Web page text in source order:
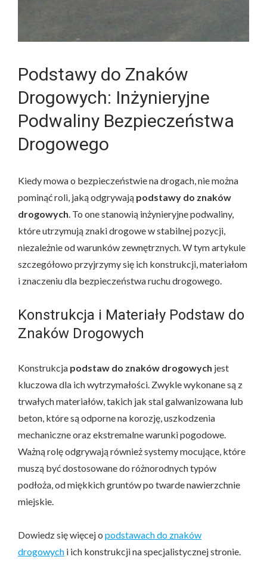
Podstawy do Znaków
Drogowych: Inżynieryjne
Podwaliny Bezpieczeństwa
Drogowego
Kiedy mowa o bezpieczeństwie na drogach, nie można
pominąć roli, jaką odgrywają podstawy do znaków
drogowych. To one stanowią inżynieryjne podwaliny,
które utrzymują znaki drogowe w stabilnej pozycji,
niezależnie od warunków zewnętrznych. W tym artykule
szczegółowo przyjrzymy się ich konstrukcji, materiałom
i znaczeniu dla bezpieczeństwa ruchu drogowego.
Konstrukcja i Materiały Podstaw do
Znaków Drogowych
Konstrukcja podstaw do znaków drogowych jest
kluczowa dla ich wytrzymałości. Zwykle wykonane są z
trwałych materiałów, takich jak stal galwanizowana lub
beton, które są odporne na korozję, uszkodzenia
mechaniczne oraz ekstremalne warunki pogodowe.
Ważną rolę odgrywają również systemy mocujące, które
muszą być dostosowane do różnorodnych typów
podłoża, od miękkich gruntów po twarde nawierzchnie
miejskie.
Dowiedz się więcej o podstawach do znaków
drogowych i ich konstrukcji na specjalistycznej stronie.